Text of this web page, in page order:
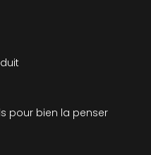
pour bien la penser